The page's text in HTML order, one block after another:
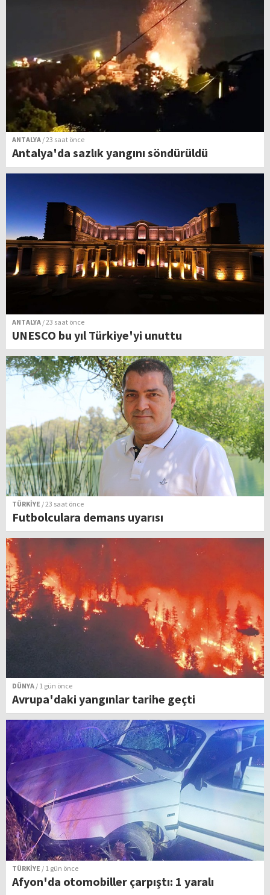
ANTALYA / 23 saat önce
Antalya'da sazlık yangını söndürüldü
ANTALYA / 23 saat önce
UNESCO bu yıl Türkiye'yi unuttu
TÜRKİYE / 23 saat önce
Futbolculara demans uyarısı
DÜNYA / 1 gün önce
Avrupa'daki yangınlar tarihe geçti
TÜRKİYE / 1 gün önce
Afyon'da otomobiller çarpıştı: 1 yaralı